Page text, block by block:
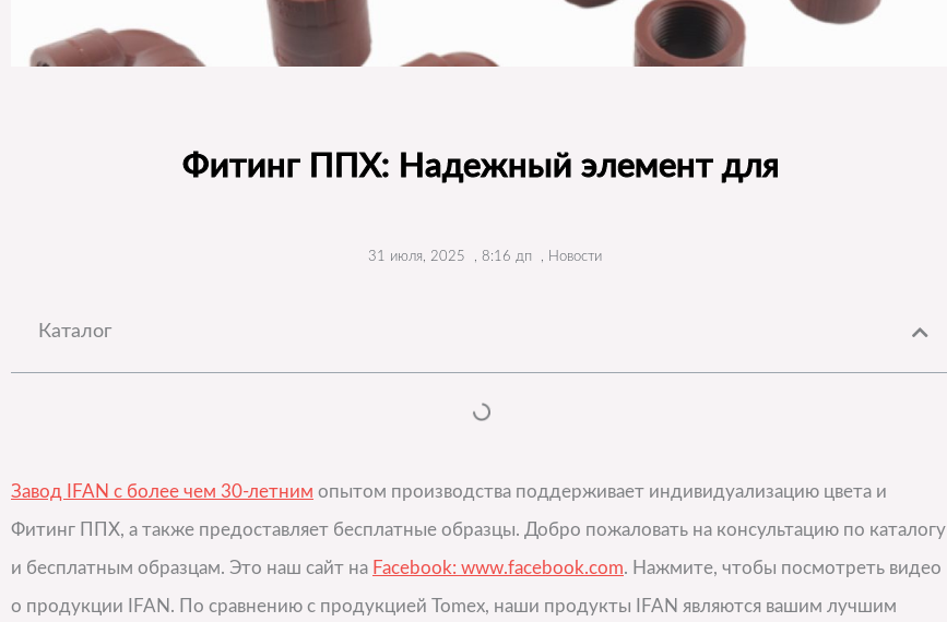
Фитинг ППХ: Надежный элемент для
31 июля, 2025 , 8:16 дп , Новости
Каталог
Завод IFAN с более чем 30-летним опытом производства поддерживает индивидуализацию цвета и
Фитинг ППХ, а также предоставляет бесплатные образцы. Добро пожаловать на консультацию по каталогу
и бесплатным образцам. Это наш сайт на Facebook: www.facebook.com. Нажмите, чтобы посмотреть видео
о продукции IFAN. По сравнению с продукцией Tomex, наши продукты IFAN являются вашим лучшим